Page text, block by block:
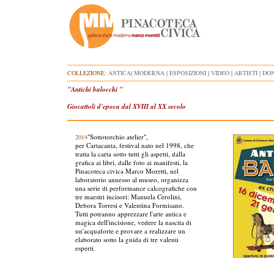
COLLEZIONE: ANTICA| MODERNA | ESPOSIZIONI | VIDEO | ARTISTI |
"Antichi balocchi "
Giocattoli d'epoca dal XVIII al XX secolo
2014"Sottotorchio atelier",
per Cartacanta, festival nato nel 1998, che
tratta la carta sotto tutti gli aspetti, dalla
grafica ai libri, dalle foto ai manifesti, la
Pinacoteca civica Marco Moretti, nel
laboratorio annesso al museo, organizza
una serie di performance calcografiche con
tre maestri incisori: Manuela Cerolini,
Debora Torresi e Valentina Formisano.
Tutti potranno apprezzare l'arte antica e
magica dell'incisione, vedere la nascita di
un'acquaforte e provare a realizzare un
elaborato sotto la guida di tre valenti
esperti.